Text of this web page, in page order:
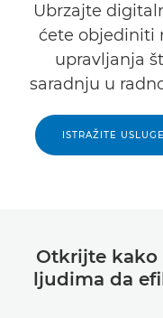
Ubrzajte
ćete objediniti
upravljanja
saradnju u
ISTRAŽITE
Otkrijte kako
ljudima da